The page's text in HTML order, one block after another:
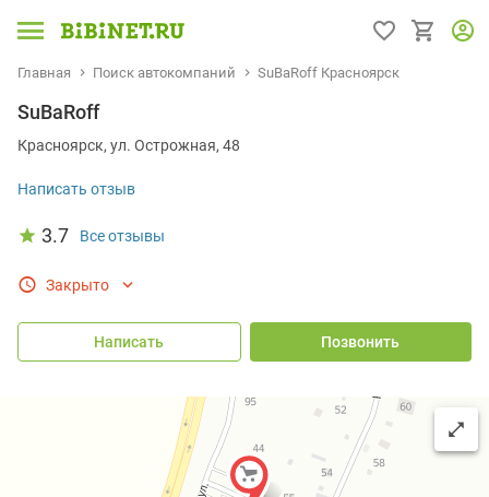
Главная Поиск автокомпаний SuBaRoff Красноярск
SuBaRoff
Красноярск, ул. Острожная, 48
Написать отзыв
3.7 Все отзывы
Закрыто
Написать Позвонить